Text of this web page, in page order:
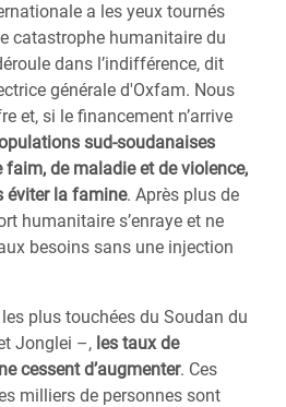
a les yeux tournés
catastrophe humanitaire du
dans l’indifférence, dit
générale d'Oxfam. Nous
et, si le financement n’arrive
sud-soudanaises
faim, de maladie et de violence,
éviter la famine. Après plus de
humanitaire s’enraye et ne
besoins sans une injection
plus touchées du Soudan du
Jonglei –, les taux de
cessent d’augmenter. Ces
milliers de personnes sont